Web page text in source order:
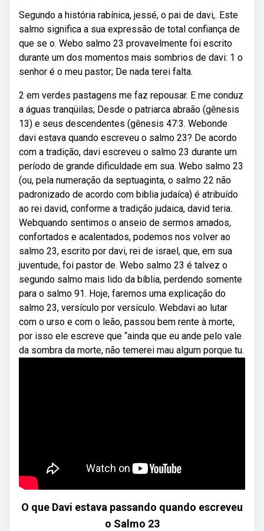
Segundo a história rabínica, jessé, o pai de davi,. Este
salmo significa a sua expressão de total confiança de
que se o. Webo salmo 23 provavelmente foi escrito
durante um dos momentos mais sombrios de davi: 1 o
senhor é o meu pastor; De nada terei falta.
2 em verdes pastagens me faz repousar. E me conduz
a águas tranqüilas; Desde o patriarca abraão (gênesis
13) e seus descendentes (gênesis 47:3. Webonde
davi estava quando escreveu o salmo 23? De acordo
com a tradição, davi escreveu o salmo 23 durante um
período de grande dificuldade em sua. Webo salmo 23
(ou, pela numeração da septuaginta, o salmo 22 não
padronizado de acordo com biblia judaíca) é atribuído
ao rei david, conforme a tradição judaica, david teria.
Webquando sentimos o anseio de sermos amados,
confortados e acalentados, podemos nos volver ao
salmo 23, escrito por davi, rei de israel, que, em sua
juventude, foi pastor de. Webo salmo 23 é talvez o
segundo salmo mais lido da bíblia, perdendo somente
para o salmo 91. Hoje, faremos uma explicação do
salmo 23, versículo por versículo. Webdavi ao lutar
com o urso e com o leão, passou bem rente à morte,
por isso ele escreve que “ainda que eu ande pelo vale
da sombra da morte, não temerei mau algum porque tu.
O que Davi estava passando quando escreveu
o Salmo 23